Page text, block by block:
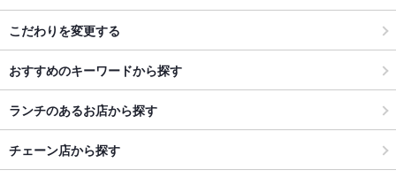
こだわりを変更する
おすすめのキーワードから探す
ランチのあるお店から探す
チェーン店から探す